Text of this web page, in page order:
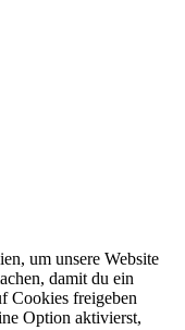
um unsere Website
damit du ein
Cookies freigeben
Option aktivierst,